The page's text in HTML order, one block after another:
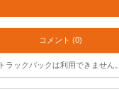
コメント (0)
トラックバックは利用できません。